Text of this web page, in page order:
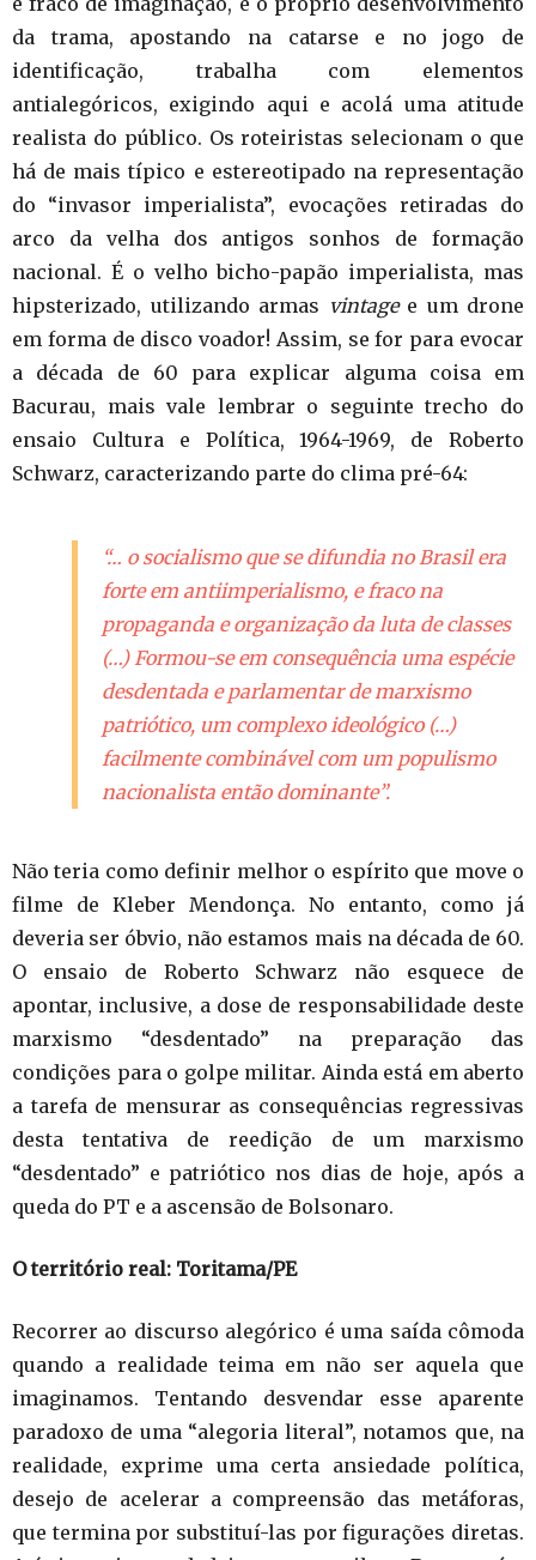
da trama, apostando na catarse e no jogo de
identificação, trabalha com elementos
antialegóricos, exigindo aqui e acolá uma atitude
realista do público. Os roteiristas selecionam o que
há de mais típico e estereotipado na representação
do “invasor imperialista”, evocações retiradas do
arco da velha dos antigos sonhos de formação
nacional. É o velho bicho-papão imperialista, mas
hipsterizado, utilizando armas vintagee um drone
em forma de disco voador! Assim, se for para evocar
a década de 60 para explicar alguma coisa em
Bacurau, mais vale lembrar o seguinte trecho do
ensaio Cultura e Política, 1964-1969, de Roberto
Schwarz, caracterizando parte do clima pré-64:
“… o socialismo que se difundia no Brasil era
forte em antiimperialismo, e fraco na
propaganda e organização da luta de classes
(…) Formou-se em consequência uma espécie
desdentada e parlamentar de marxismo
patriótico, um complexo ideológico (…)
facilmente combinável com um populismo
nacionalista então dominante”.
Não teria como definir melhor o espírito que move o
filme de Kleber Mendonça. No entanto, como já
deveria ser óbvio, não estamos mais na década de 60.
O ensaio de Roberto Schwarz não esquece de
apontar, inclusive, a dose de responsabilidade deste
marxismo “desdentado” na preparação das
condições para o golpe militar. Ainda está em aberto
a tarefa de mensurar as consequências regressivas
desta tentativa de reedição de um marxismo
“desdentado” e patriótico nos dias de hoje, após a
queda do PT e a ascensão de Bolsonaro.
O território real: Toritama/PE
Recorrer ao discurso alegórico é uma saída cômoda
quando a realidade teima em não ser aquela que
imaginamos. Tentando desvendar esse aparente
paradoxo de uma “alegoria literal”, notamos que, na
realidade, exprime uma certa ansiedade política,
desejo de acelerar a compreensão das metáforas,
que termina por substituí-las por figurações diretas.